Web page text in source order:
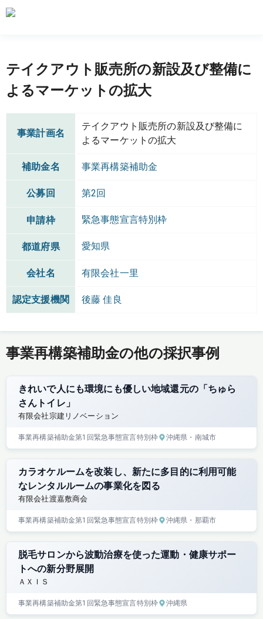
テイクアウト販売所の新設及び整備に
よるマーケットの拡大
事業計画名
テイクアウト販売所の新設及び整備に
よるマーケットの拡大
補助金名 事業再構築補助金
公募回 第2回
申請枠 緊急事態宣言特別枠
都道府県 愛知県
会社名 有限会社一里
認定支援機関 後藤 佳良
事業再構築補助金の他の採択事例
きれいで人にも環境にも優しい地域還元の「ちゅら
さんトイレ」
有限会社宗建リノベーション
事業再構築補助金第1回緊急事態宣言特別枠 沖縄県 ・南城市
カラオケルームを改装し、新たに多目的に利用可能
なレンタルルームの事業化を図る
有限会社渡嘉敷商会
事業再構築補助金第1回緊急事態宣言特別枠 沖縄県 ・那覇市
脱毛サロンから波動治療を使った運動・健康サポー
トへの新分野展開
ＡＸＩＳ
事業再構築補助金第1回緊急事態宣言特別枠 沖縄県